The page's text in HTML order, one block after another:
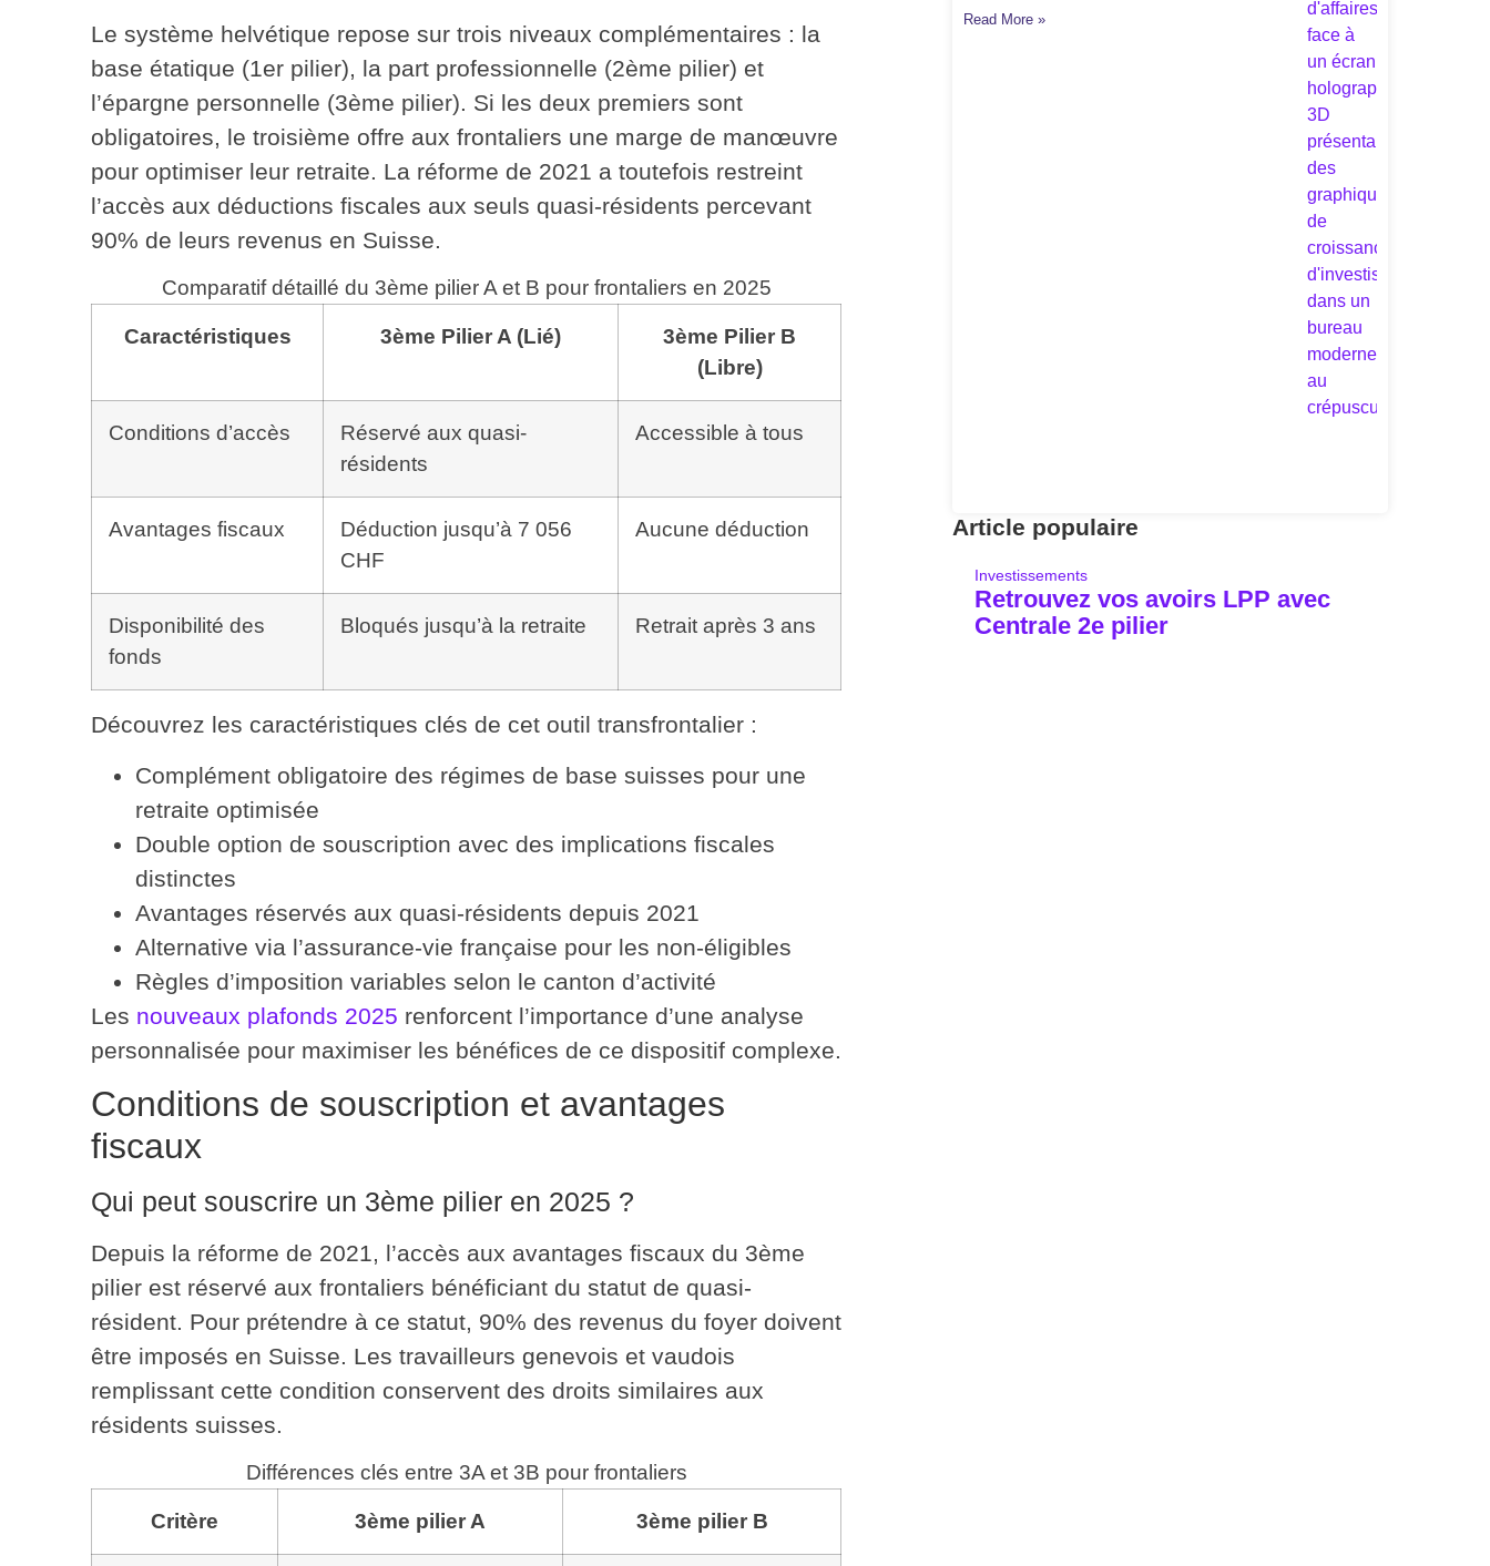
Le système helvétique repose sur trois niveaux complémentaires : la
base étatique (1er pilier), la part professionnelle (2ème pilier) et
l’épargne personnelle (3ème pilier). Si les deux premiers sont
obligatoires, le troisième offre aux frontaliers une marge de manœuvre
pour optimiser leur retraite. La réforme de 2021 a toutefois restreint
l’accès aux déductions fiscales aux seuls quasi-résidents percevant
90% de leurs revenus en Suisse.
Comparatif détaillé du 3ème pilier A et B pour frontaliers en 2025
Caractéristiques 3ème Pilier A (Lié)
3ème Pilier B
(Libre)
Conditions d’accès
Réservé aux quasi-
résidents
Accessible à tous
Avantages fiscaux
Déduction jusqu’à 7 056
CHF
Aucune déduction
Disponibilité des
fonds
Bloqués jusqu’à la retraite Retrait après 3 ans
Découvrez les caractéristiques clés de cet outil transfrontalier :
Complément obligatoire des régimes de base suisses pour une
retraite optimisée
Double option de souscription avec des implications fiscales
distinctes
Avantages réservés aux quasi-résidents depuis 2021
Alternative via l’assurance-vie française pour les non-éligibles
Règles d’imposition variables selon le canton d’activité
Les nouveaux plafonds 2025 renforcent l’importance d’une analyse
personnalisée pour maximiser les bénéfices de ce dispositif complexe.
Conditions de souscription et avantages
fiscaux
Qui peut souscrire un 3ème pilier en 2025 ?
Depuis la réforme de 2021, l’accès aux avantages fiscaux du 3ème
pilier est réservé aux frontaliers bénéficiant du statut de quasi-
résident. Pour prétendre à ce statut, 90% des revenus du foyer doivent
être imposés en Suisse. Les travailleurs genevois et vaudois
remplissant cette condition conservent des droits similaires aux
résidents suisses.
Différences clés entre 3A et 3B pour frontaliers
Critère 3ème pilier A 3ème pilier B
Read More »
Article populaire
Investissements
Retrouvez vos avoirs LPP avec
Centrale 2e pilier